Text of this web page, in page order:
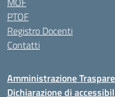
PTOF
Registro Docenti
Contatti
Amministrazione
Dichiarazione di